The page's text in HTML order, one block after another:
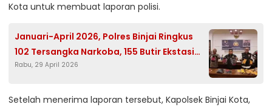
Kota untuk membuat laporan polisi.
Januari-April 2026, Polres Binjai Ringkus
102 Tersangka Narkoba, 155 Butir Ekstasi
Disita
Rabu, 29 April 2026
Setelah menerima laporan tersebut, Kapolsek Binjai Kota,